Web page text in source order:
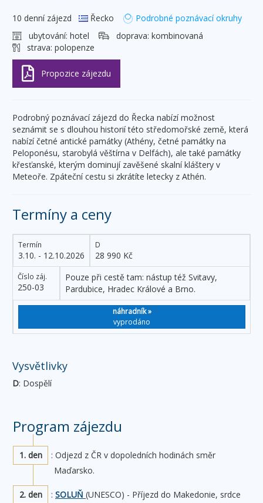
10 denní zájezd Řecko
Podrobné poznávací okruhy
ubytování: hotel doprava: kombinovaná
strava: polopenze
Podrobný poznávací zájezd do Řecka nabízí možnost
seznámit se s dlouhou historií této středomořské země, která
nabízí četné antické památky (Athény, četné památky na
Peloponésu, starobylá věštírna v Delfách), ale také památky
křesťanské, kterým dominují zavěšené skalní kláštery v
Meteoře. Zpáteční cestu si zkrátíte letecky z Athén.
Termíny a ceny
Číslo záj.
250-03
Termín
3.10. - 12.10.2026
D
28 990 Kč
Pouze při cestě tam: nástup též Svitavy,
Pardubice, Hradec Králové a Brno.
náhradník »
vyprodáno
Vysvětlivky
D: Dospělí
Program zájezdu
1. den
: Odjezd z ČR v dopoledních hodinách směr
Maďarsko.
2. den : SOLUŇ (UNESCO) - Příjezd do Makedonie, srdce